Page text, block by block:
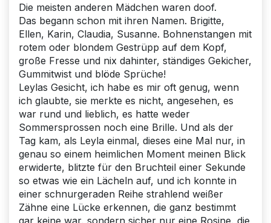
Die meisten anderen Mädchen waren doof.
Das begann schon mit ihren Namen. Brigitte,
Ellen, Karin, Claudia, Susanne. Bohnenstangen mit
rotem oder blondem Gestrüpp auf dem Kopf,
große Fresse und nix dahinter, ständiges Gekicher,
Gummitwist und blöde Sprüche!
Leylas Gesicht, ich habe es mir oft genug, wenn
ich glaubte, sie merkte es nicht, angesehen, es
war rund und lieblich, es hatte weder
Sommersprossen noch eine Brille. Und als der
Tag kam, als Leyla einmal, dieses eine Mal nur, in
genau so einem heimlichen Moment meinen Blick
erwiderte, blitzte für den Bruchteil einer Sekunde
so etwas wie ein Lächeln auf, und ich konnte in
einer schnurgeraden Reihe strahlend weißer
Zähne eine Lücke erkennen, die ganz bestimmt
gar keine war, sondern sicher nur eine Rosine, die